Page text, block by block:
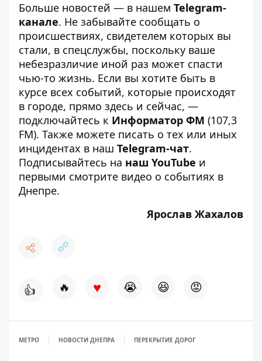
Больше новостей — в нашем Telegram-
канале. Не забывайте сообщать о
происшествиях, свидетелем которых вы
стали, в спецслужбы, поскольку ваше
небезразличие иной раз может спасти
чью-то жизнь. Если вы хотите быть в
курсе всех событий, которые происходят
в городе, прямо здесь и сейчас, —
подключайтесь к Информатор ФМ (107,3
FM). Также можете писать о тех или иных
инцидентах в наш Telegram-чат.
Подписывайтесь на наш YouTube и
первыми смотрите видео о событиях в
Днепре.
Ярослав Жахалов
👍 🔥 ♥ 😭 😆 😡
МЕТРО НОВОСТИ ДНЕПРА ПЕРЕКРЫТИЕ ДОРОГ